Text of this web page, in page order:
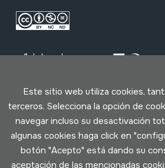
Condiciones de uso
Política
Política de cookies
Desarrollado por
Este sitio web utiliza cookies,
terceros. Selecciona la opción de
navegar incluso su desactivación
algunas cookies haga click en
botón "Acepto" está dando su
aceptación de las mencionadas